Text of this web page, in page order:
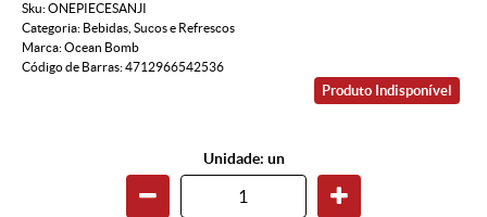
Sku:ONEPIECESANJI
Categoria: Bebidas Sucos e Refrescos
Marca:Ocean Bomb
Código de Barras:4712966542536
Produto Indisponível
Unidade: un